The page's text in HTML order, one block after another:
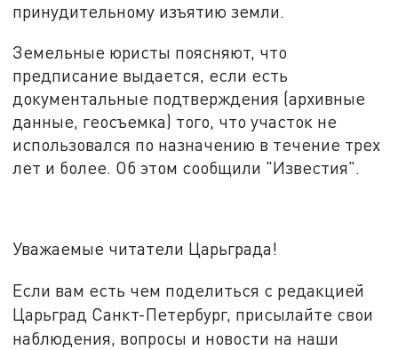
принудительному изъятию земли.
Земельные юристы поясняют, что
предписание выдается, если есть
документальные подтверждения (архивные
данные, геосъемка) того, что участок не
использовался по назначению в течение трех
лет и более. Об этом сообщили "Известия".
Уважаемые читатели Царьграда!
Если вам есть чем поделиться с редакцией
Царьград Санкт-Петербург, присылайте свои
наблюдения, вопросы и новости на наши